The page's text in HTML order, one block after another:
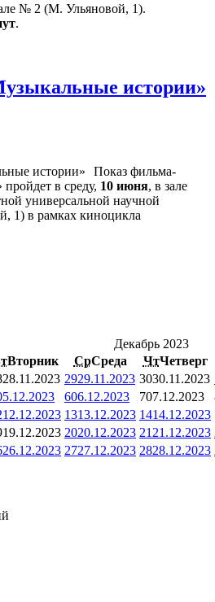
№ 2 (М. Ульяновой, 1).
.
истории»
Показ фильма-
в среду, 10 июня, в зале
универсальной научной
1) в рамках киноцикла
Декабрь 2023
Вторник СрСреда ЧтЧетверг
28.11.2023 2929.11.2023 3030.11.2023
606.12.2023 707.12.2023
12.12.2023 1313.12.2023 1414.12.2023
19.12.2023 2020.12.2023 21 21.12.2023
26.12.2023 2727.12.2023 2828.12.2023